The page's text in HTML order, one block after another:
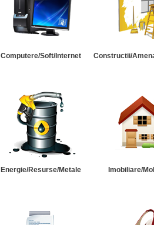
Computere/Soft/Internet Constructii/
Energie/Resurse/Metale Imobiliare/